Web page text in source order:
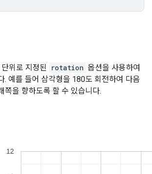
위로 지정된 rotation 옵션을 사용하여
. 예를 들어 삼각형을 180도 회전하여 다음
쪽을 향하도록 할 수 있습니다.